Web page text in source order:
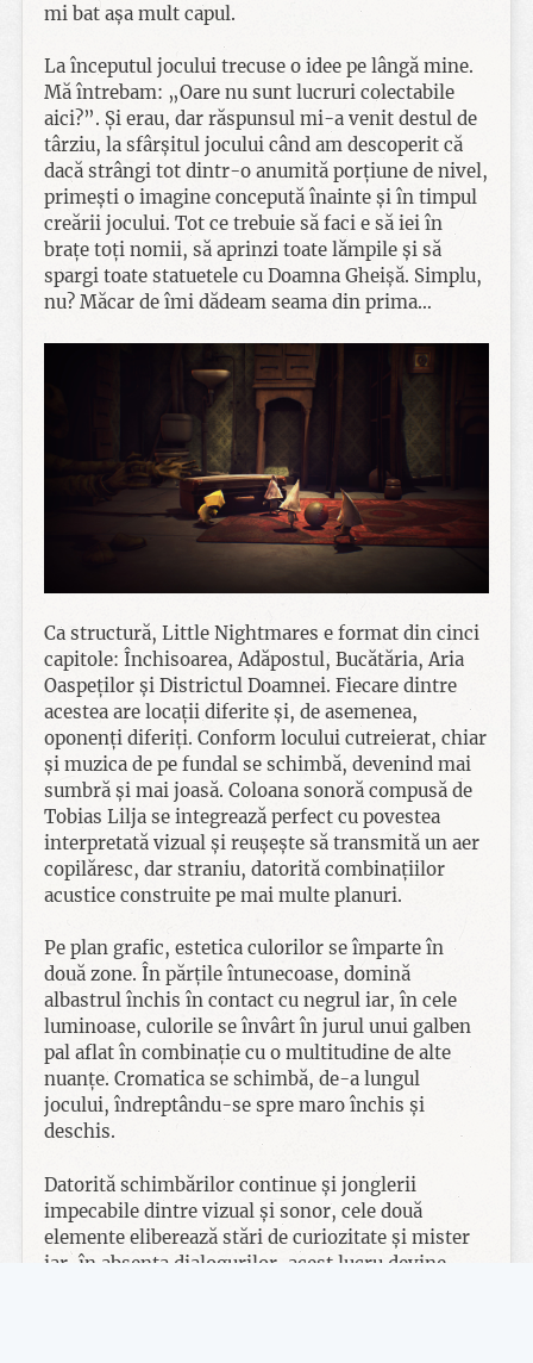
mi bat așa mult capul.
La începutul jocului trecuse o idee pe lângă mine.
Mă întrebam: „Oare nu sunt lucruri colectabile
aici?”. Și erau, dar răspunsul mi-a venit destul de
târziu, la sfârșitul jocului când am descoperit că
dacă strângi tot dintr-o anumită porțiune de nivel,
primești o imagine concepută înainte și în timpul
creării jocului. Tot ce trebuie să faci e să iei în
brațe toți nomii, să aprinzi toate lămpile și să
spargi toate statuetele cu Doamna Gheișă. Simplu,
nu? Măcar de îmi dădeam seama din prima…
Ca structură, Little Nightmares e format din cinci
capitole: Închisoarea, Adăpostul, Bucătăria, Aria
Oaspeților și Districtul Doamnei. Fiecare dintre
acestea are locații diferite și, de asemenea,
oponenți diferiți. Conform locului cutreierat, chiar
și muzica de pe fundal se schimbă, devenind mai
sumbră și mai joasă. Coloana sonoră compusă de
Tobias Lilja se integrează perfect cu povestea
interpretată vizual și reușește să transmită un aer
copilăresc, dar straniu, datorită combinațiilor
acustice construite pe mai multe planuri.
Pe plan grafic, estetica culorilor se împarte în
două zone. În părțile întunecoase, domină
albastrul închis în contact cu negrul iar, în cele
luminoase, culorile se învârt în jurul unui galben
pal aflat în combinație cu o multitudine de alte
nuanțe. Cromatica se schimbă, de-a lungul
jocului, îndreptându-se spre maro închis și
deschis.
Datorită schimbărilor continue și jonglerii
impecabile dintre vizual și sonor, cele două
elemente eliberează stări de curiozitate și mister
iar, în absența dialogurilor, acest lucru devine